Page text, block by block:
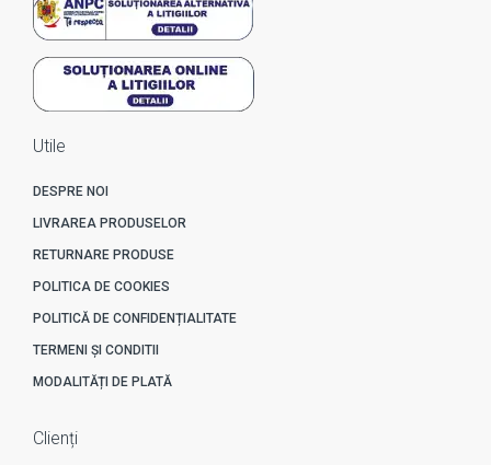
Utile
DESPRE NOI
LIVRAREA PRODUSELOR
RETURNARE PRODUSE
POLITICA DE COOKIES
POLITICĂ DE CONFIDENȚIALITATE
TERMENI ȘI CONDITII
MODALITĂȚI DE PLATĂ
Clienți